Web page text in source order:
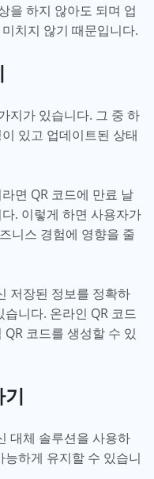
을 하지 않아도 되며 업
치지 않기 때문입니다.
지가 있습니다. 그 중 하
있고 업데이트된 상태
면 QR 코드에 만료 날
. 이렇게 하면 사용자가
니스 경험에 영향을 줄
저장된 정보를 정확하
니다. 온라인 QR 코드
코드를 생성할 수 있
대체 솔루션을 사용하
하게 유지할 수 있습니